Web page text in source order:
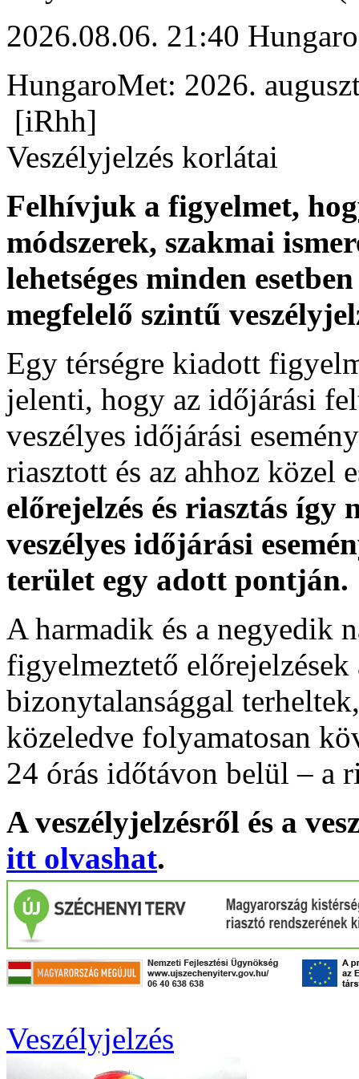
2026.08.06. 21:40
HungaroMet: 2026.
[iRhh]
Veszélyjelzés korlátai
Felhívjuk a figyelmet,
módszerek, szakmai
lehetséges minden
megfelelő szintű
Egy térségre kiadott
jelenti, hogy az időjárási
veszélyes időjárási
riasztott és az ahhoz közel
előrejelzés és riasztás
veszélyes időjárási
terület egy adott pontján.
A harmadik és a negyedik
figyelmeztető
bizonytalansággal
közeledve folyamatosan
24 órás időtávon belül – a
A veszélyjelzésről és a
itt olvashat.
Veszélyjelzés